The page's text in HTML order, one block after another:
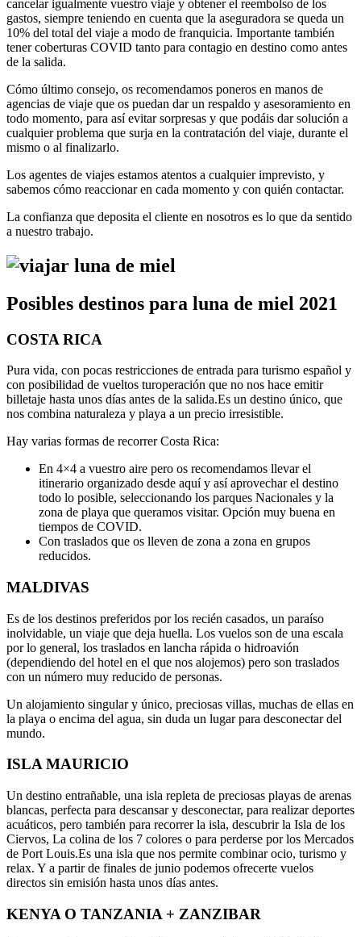
cancelar igualmente vuestro viaje y obtener el reembolso de los
gastos, siempre teniendo en cuenta que la aseguradora se queda un
10% del total del viaje a modo de franquicia. Importante también
tener coberturas COVID tanto para contagio en destino como antes
de la salida.
Cómo último consejo, os recomendamos poneros en manos de
agencias de viaje que os puedan dar un respaldo y asesoramiento en
todo momento, para así evitar sorpresas y que podáis dar solución a
cualquier problema que surja en la contratación del viaje, durante el
mismo o al finalizarlo.
Los agentes de viajes estamos atentos a cualquier imprevisto, y
sabemos cómo reaccionar en cada momento y con quién contactar.
La confianza que deposita el cliente en nosotros es lo que da sentido
a nuestro trabajo.
Posibles destinos para luna de miel 2021
COSTA RICA
Pura vida, con pocas restricciones de entrada para turismo español y
con posibilidad de vueltos turoperación que no nos hace emitir
billetaje hasta unos días antes de la salida.Es un destino único, que
nos combina naturaleza y playa a un precio irresistible.
Hay varias formas de recorrer Costa Rica:
En 4×4 a vuestro aire pero os recomendamos llevar el
itinerario organizado desde aquí y así aprovechar el destino
todo lo posible, seleccionando los parques Nacionales y la
zona de playa que queramos visitar. Opción muy buena en
tiempos de COVID.
Con traslados que os lleven de zona a zona en grupos
reducidos.
MALDIVAS
Es de los destinos preferidos por los recién casados, un paraíso
inolvidable, un viaje que deja huella. Los vuelos son de una escala
por lo general, los traslados en lancha rápida o hidroavión
(dependiendo del hotel en el que nos alojemos) pero son traslados
con un número muy reducido de personas.
Un alojamiento singular y único, preciosas villas, muchas de ellas en
la playa o encima del agua, sin duda un lugar para desconectar del
mundo.
ISLA MAURICIO
Un destino entrañable, una isla repleta de preciosas playas de arenas
blancas, perfecta para descansar y desconectar, para realizar deportes
acuáticos, pero también para recorrer la isla, descubrir la Isla de los
Ciervos, La colina de los 7 colores o para perderse por los Mercados
de Port Louis.Es una isla que nos permite combinar ocio, turismo y
relax. Y a partir de finales de junio podemos ofrecerte vuelos
directos sin emisión hasta unos días antes.
KENYA O TANZANIA + ZANZIBAR